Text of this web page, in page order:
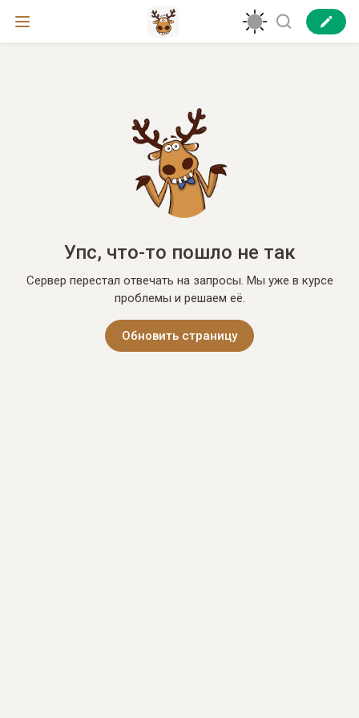
Упс, что-то пошло не так
Сервер перестал отвечать на запросы. Мы уже в курсе
проблемы и решаем её.
Обновить страницу